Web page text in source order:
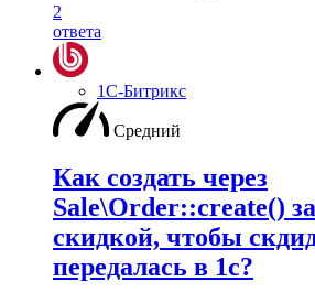
2
ответа
1С-Битрикс
Средний
Как создать через
Sale\Order::create()
скидкой, чтобы
передалась в 1с?